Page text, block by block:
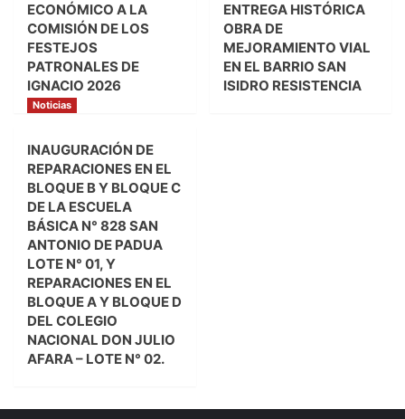
ECONÓMICO A LA
COMISIÓN DE LOS
FESTEJOS
PATRONALES DE
IGNACIO 2026
ENTREGA HISTÓRICA
OBRA DE
MEJORAMIENTO VIAL
EN EL BARRIO SAN
ISIDRO RESISTENCIA
Noticias
INAUGURACIÓN DE
REPARACIONES EN EL
BLOQUE B Y BLOQUE C
DE LA ESCUELA
BÁSICA N° 828 SAN
ANTONIO DE PADUA
LOTE N° 01, Y
REPARACIONES EN EL
BLOQUE A Y BLOQUE D
DEL COLEGIO
NACIONAL DON JULIO
AFARA – LOTE N° 02.